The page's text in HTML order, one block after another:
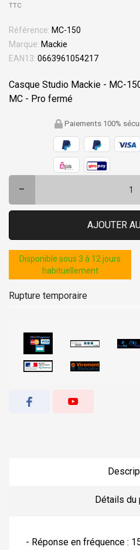
TTC
Référence: MC-150
Marque: Mackie
EAN13: 0663961054217
Casque Studio Mackie - MC-
MC - Pro fermé
Paiements 100%
–
AJOUTER
Disponible sous 3 à 12 jours
habituellement
Rupture temporaire
Détails du
- Réponse en fréquence :